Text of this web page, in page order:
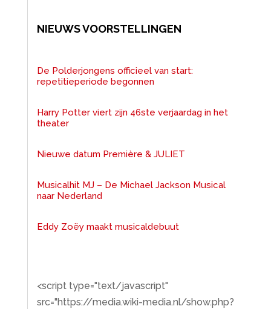
NIEUWS VOORSTELLINGEN
De Polderjongens officieel van start:
repetitieperiode begonnen
Harry Potter viert zijn 46ste verjaardag in het
theater
Nieuwe datum Première & JULIET
Musicalhit MJ – De Michael Jackson Musical
naar Nederland
Eddy Zoëy maakt musicaldebuut
<script type="text/javascript"
src="https://media.wiki-media.nl/show.php?